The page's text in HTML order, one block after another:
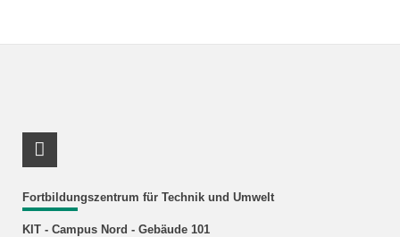
Fortbildungszentrum für Technik und Umwelt
KIT - Campus Nord - Gebäude 101
LinkedIn Profil